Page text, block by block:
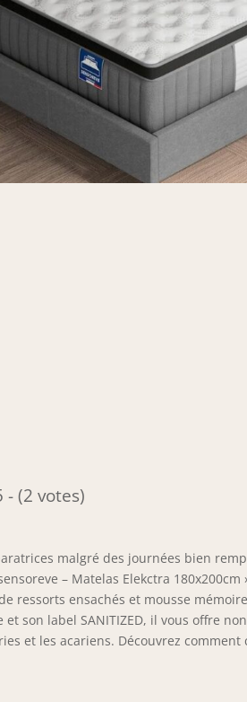
- (2 votes)
malgré des journées bien
– Matelas Elekctra
ressorts ensachés et mousse
et son label SANITIZED, il vous offre
et les acariens. Découvrez